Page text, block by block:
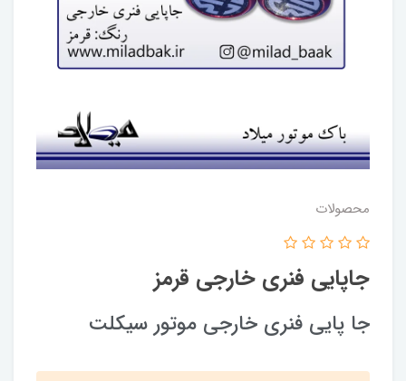
محصولات
جاپایی فنری خارجی قرمز
جا پایی فنری خارجی موتور سیکلت